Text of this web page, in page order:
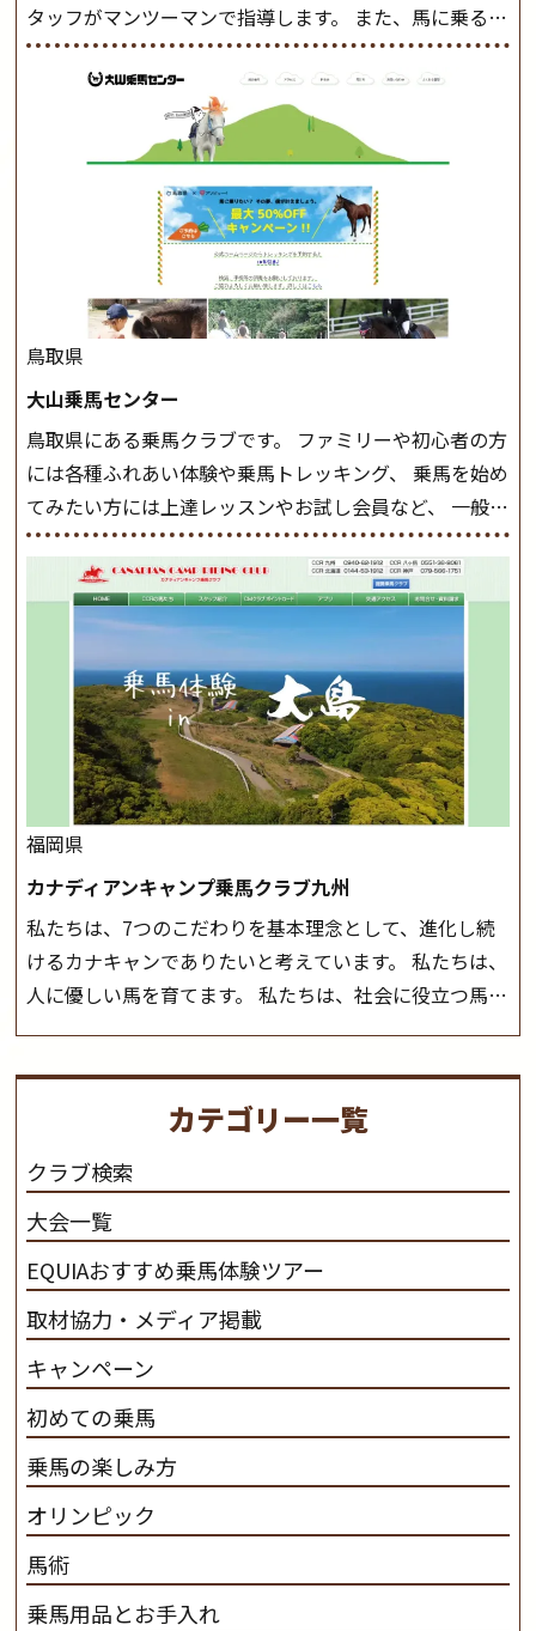
タッフがマンツーマンで指導します。 また、馬に乗るだ
けでなく、馬の手入れや馬装（鞍などを装着する） も
このクラスで把握し、「馬に触れること」にも慣れてい
きましょう。 スタートクラス ビギナークラスで単独で
軽速歩(けいはやあし)ができるようになったら スタート
クラスへ。 グループレッスンで馬のスピードを調整し
ながら 軽速歩・正反撞(せいはんどう)を学びます。 安定
した手綱操作と軽速歩・正反撞ができるようになれば
駈歩(かけあし)練習に入ります。 ホップクラス スタート
クラスで常歩(なみあし)や 速歩、駈歩の初歩をマスター
したら、 次は部班にて駈歩を含めた誘導練習を行いま
しょう。 ステップクラス ホップクラスまでに練習した
まとめをします。 三種歩法をマスターし、ワンランク上
の扶助操作や誘導方法を身につけましょう。 注意事項
◆馬場使用状況により、使用する馬場はこちらで決定い
たしますのでご了承ください ◆基本は雨天決行です
が、落雷・強風等のより、安全上急遽中止させていただ
く場合がございます。 ◆三木ホースランドパークの協議
会や講習会等により、一部レッスンが中止になる場合が
ございます。 その際、ご予約いただいている皆様には事
前にご連絡いたします。MIKIホーストレックのツアー
はこちら
鳥取県
大山乗馬センター
鳥取県にある乗馬クラブです。 ファミリーや初心者の方
には各種ふれあい体験や乗馬トレッキング、 乗馬を始め
てみたい方には上達レッスンやお試し会員など、 一般の
方に幅広くお楽しみいただける施設を目指しています。
また、お手軽（低価格）に会員になったり自分の馬を持
つことのできる乗馬クラブでもあり、 健康や趣味、スポ
ーツ競技として、老若男女様々な方が、日々乗馬をお楽
しみいただいています。 なお、ゴールデンウィークと夏
休み期間中は無休で営業していますので、ぜひご家族で
お越しください！大山乗馬センターの紹介記事はこち
福岡県
カナディアンキャンプ乗馬クラブ九州
私たちは、7つのこだわりを基本理念として、進化し続
けるカナキャンでありたいと考えています。 私たちは、
人に優しい馬を育てます。 私たちは、社会に役立つ馬を
生産します。 私たちは、馬や人々に癒しとなる環境を守
さと魅力を追求します。 私たちは、馬の品種と血統にこ
だわります。 私たちは、乗用馬の質の向上を目指し、生
産･育成･調教を一貫して行います。カナディアンキャ
ンプ乗馬クラブ九州のツアー情報はこちら
カテゴリー一覧
クラブ検索
大会一覧
EQUIAおすすめ乗馬体験ツアー
取材協力・メディア掲載
キャンペーン
初めての乗馬
乗馬の楽しみ方
オリンピック
馬術
乗馬用品とお手入れ